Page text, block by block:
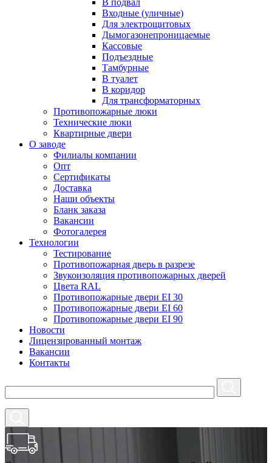
В подвал
Входные (уличные)
Для электрощитовых
Дымогазонепроницаемые
Кассовые
Подъездные
Тамбурные
В туалет
В коридор
Для трансформаторных
Противопожарные люки
Технические люки
Квартирные двери
О заводе
Филиалы компании
Опт
Сертификаты
Доставка
Наши объекты
Бланк заказа
Вакансии
Фотогалерея
Технологии
Тестирование
Противопожарная дверь в разрезе
Звукоизоляция противопожарных дверей
Цвета RAL
Противопожарные двери EI 30
Противопожарные двери EI 60
Противопожарные двери EI 90
Новости
Лицензированный монтаж
Вакансии
Контакты